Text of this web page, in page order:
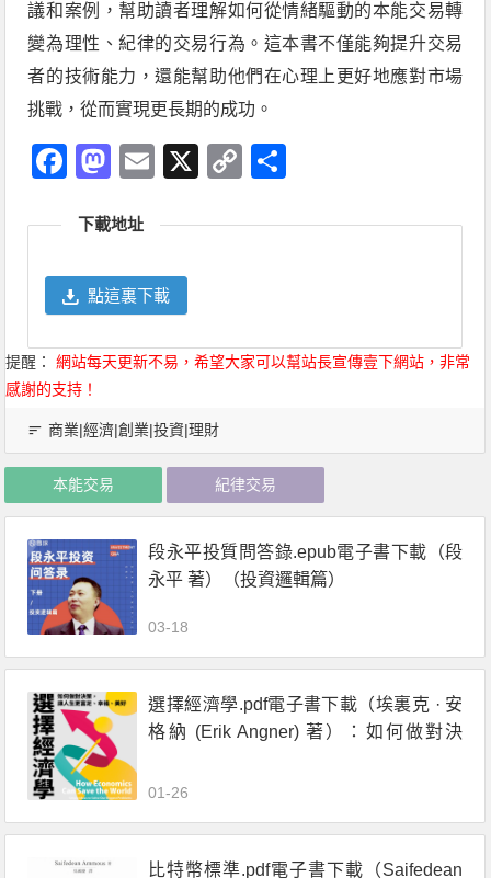
議和案例，幫助讀者理解如何從情緒驅動的本能交易轉
變為理性、紀律的交易行為。這本書不僅能夠提升交易
者的技術能力，還能幫助他們在心理上更好地應對市場
挑戰，從而實現更長期的成功。
Facebook
Mastodon
Email
X
Copy
下載地址
點這裏下載
提醒：
網站每天更新不易，希望大家可以幫站長宣傳壹下網站，非常
感謝的支持！
商業|經濟|創業|投資|理財
本能交易 紀律交易
段永平投質問答錄.epub電子書下載（段
永平 著）（投資邏輯篇）
03-18
選擇經濟學.pdf電子書下載（埃裏克 · 安
格納 (Erik Angner) 著）：如何做對決
01-26
比特幣標準.pdf電子書下載（Saifedean